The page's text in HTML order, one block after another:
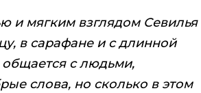
и мягким взглядом Севилья
в сарафане и с длинной
общается с людьми,
слова, но сколько в этом